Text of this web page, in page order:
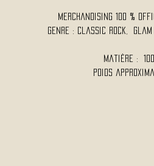
Merchandising 100 %
Genre : Classic Rock,
Matière :
Poids